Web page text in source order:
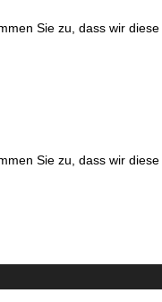
Sie zu, dass wir
Sie zu, dass wir